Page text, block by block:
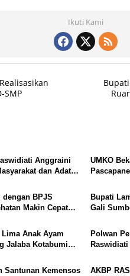
Ikuti Kami
SMP
Anggraini
dan Adat
UMKO
BPJS
Makin Cepat
Bupati
Gali
Lima Anak Ayam
Jalaba Kotabumi
Polwan
Santunan Kemensos
AKBP